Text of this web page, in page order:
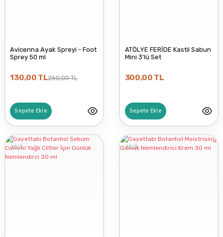
NATURMAX
Avicenna Ayak Spreyi - Foot
Sprey 50 ml
130,00 TL260,00 TL
Sepete Ekle
ATÖLYE FERİDE Kastil Sabun
Mini 3'lü Set
300,00 TL
Sepete Ekle
YENİ YENİ